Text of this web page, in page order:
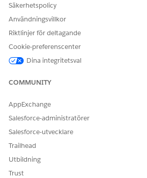
Säkerhetspolicy
Användningsvillkor
Riktlinjer för deltagande
Cookie-preferenscenter
Dina integritetsval
COMMUNITY
AppExchange
Salesforce-administratörer
Salesforce-utvecklare
Trailhead
Utbildning
Trust